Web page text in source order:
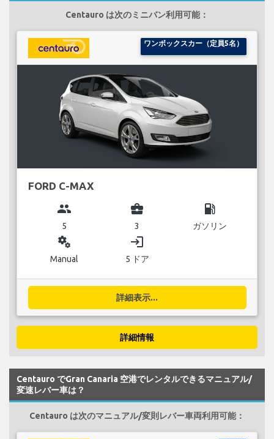
Centauro は次のミニバン利用可能：
ワンボックスカー（定員5名）
FORD C-MAX
group
5
business_center
3
local_gas_station
ガソリン
miscellaneous_services
Manual
login
5 ドア
詳細表示...
詳細情報
Centauro でGran Canaria 空港でレンタルできるマニュアル/
変速レバー車は？
Centauro は次のマニュアル/変則レバー車両利用可能：